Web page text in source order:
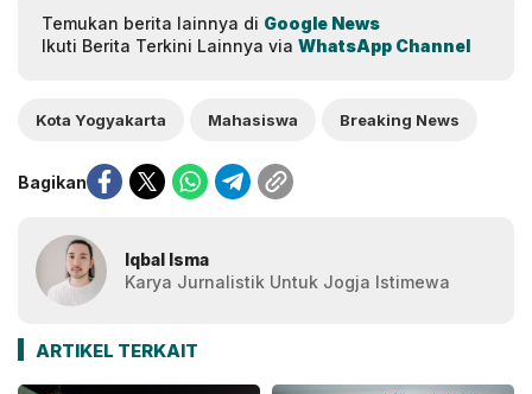
Temukan berita lainnya di Google News
Ikuti Berita Terkini Lainnya via WhatsApp Channel
Kota Yogyakarta Mahasiswa Breaking News
Bagikan
Iqbal Isma
Karya Jurnalistik Untuk Jogja Istimewa
ARTIKEL TERKAIT